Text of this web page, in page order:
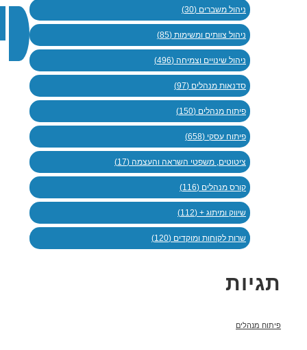
ניהול משברים (30)
ניהול צוותים ומשימות (85)
ניהול שינויים וצמיחה (496)
סדנאות מנהלים (97)
פיתוח מנהלים (150)
פיתוח עסקי (658)
ציטוטים, משפטי השראה והעצמה (17)
קורס מנהלים (116)
שיווק ומיתוג + (112)
שרות לקוחות ומוקדים (120)
תגיות
פיתוח מנהלים